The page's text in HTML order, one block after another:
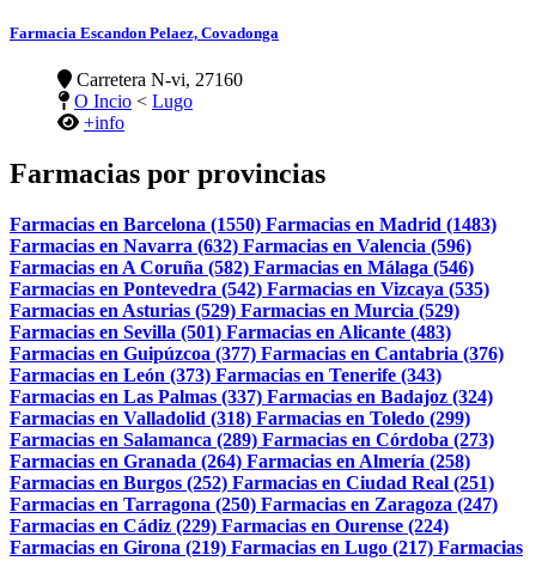
Farmacia Escandon Pelaez, Covadonga
Carretera N-vi, 27160
O Incio < Lugo
+info
Farmacias por provincias
Farmacias en Barcelona (1550) Farmacias en Madrid (1483)
Farmacias en Navarra (632) Farmacias en Valencia (596)
Farmacias en A Coruña (582) Farmacias en Málaga (546)
Farmacias en Pontevedra (542) Farmacias en Vizcaya (535)
Farmacias en Asturias (529) Farmacias en Murcia (529)
Farmacias en Sevilla (501) Farmacias en Alicante (483)
Farmacias en Guipúzcoa (377) Farmacias en Cantabria (376)
Farmacias en León (373) Farmacias en Tenerife (343)
Farmacias en Las Palmas (337) Farmacias en Badajoz (324)
Farmacias en Valladolid (318) Farmacias en Toledo (299)
Farmacias en Salamanca (289) Farmacias en Córdoba (273)
Farmacias en Granada (264) Farmacias en Almería (258)
Farmacias en Burgos (252) Farmacias en Ciudad Real (251)
Farmacias en Tarragona (250) Farmacias en Zaragoza (247)
Farmacias en Cádiz (229) Farmacias en Ourense (224)
Farmacias en Girona (219) Farmacias en Lugo (217) Farmacias